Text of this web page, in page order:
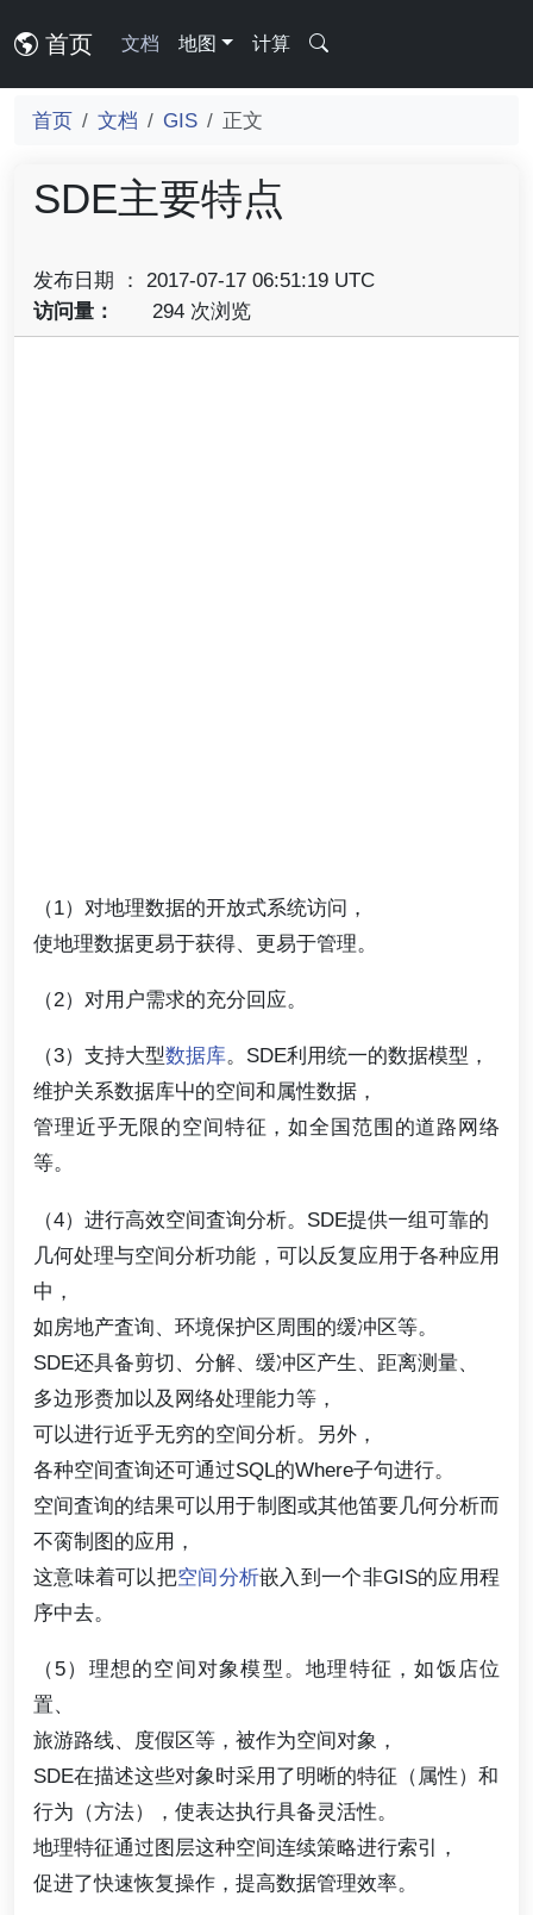
首页 文档 地图 计算
首页 文档 GIS 正文
SDE主要特点
发布日期 ： 2017-07-17 06:51:19 UTC
访问量：
294 次浏览
（1）对地理数据的开放式系统访问，
使地理数据更易于获得、更易于管理。
（2）对用户需求的充分回应。
（3）支持大型数据库。SDE利用统一的数据模型，
维护关系数据库屮的空间和属性数据，
管理近乎无限的空间特征，如全国范围的道路网络
等。
（4）进行高效空间査询分析。SDE提供一组可靠的
几何处理与空间分析功能，可以反复应用于各种应用
中，
如房地产査询、环境保护区周围的缓冲区等。
SDE还具备剪切、分解、缓冲区产生、距离测量、
多边形赉加以及网络处理能力等，
可以进行近乎无穷的空间分析。另外，
各种空间査询还可通过SQL的Where子句进行。
空间査询的结果可以用于制图或其他笛要几何分析而
不脔制图的应用，
这意味着可以把空间分析嵌入到一个非GIS的应用程
序中去。
（5）理想的空间对象模型。地理特征，如饭店位
置、
旅游路线、度假区等，被作为空间对象，
SDE在描述这些对象时采用了明晰的特征（属性）和
行为（方法），使表达执行具备灵活性。
地理特征通过图层这种空间连续策略进行索引，
促进了快速恢复操作，提高数据管理效率。